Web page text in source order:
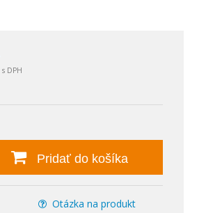
s DPH
Pridať do košíka
Otázka na produkt